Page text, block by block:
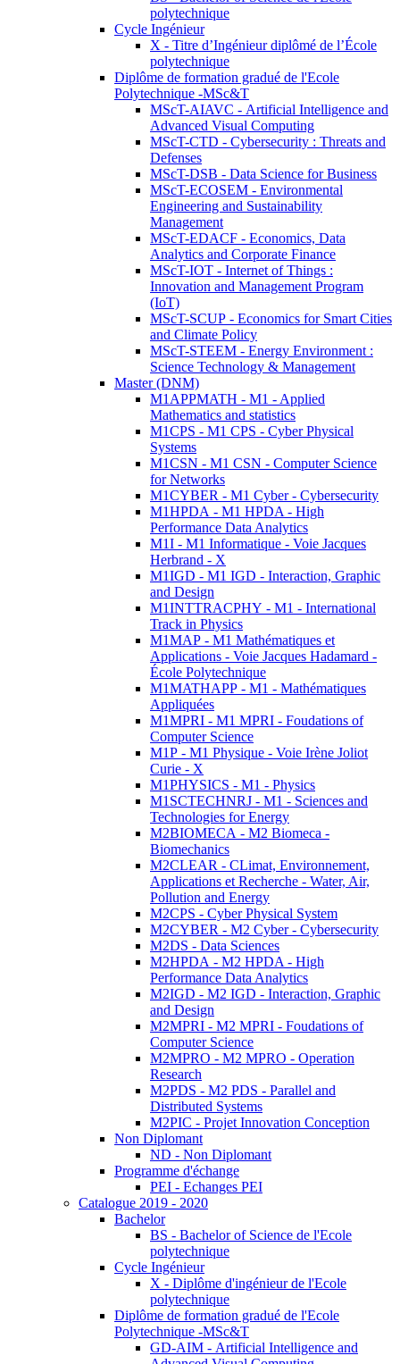
polytechnique
Cycle Ingénieur
X - Titre d’Ingénieur diplômé de l’École
polytechnique
Diplôme de formation gradué de l'Ecole
Polytechnique -MSc&T
MScT-AIAVC - Artificial Intelligence and
Advanced Visual Computing
MScT-CTD - Cybersecurity : Threats and
Defenses
MScT-DSB - Data Science for Business
MScT-ECOSEM - Environmental
Engineering and Sustainability
Management
MScT-EDACF - Economics, Data
Analytics and Corporate Finance
MScT-IOT - Internet of Things :
Innovation and Management Program
(IoT)
MScT-SCUP - Economics for Smart Cities
and Climate Policy
MScT-STEEM - Energy Environment :
Science Technology & Management
Master (DNM)
M1APPMATH - M1 - Applied
Mathematics and statistics
M1CPS - M1 CPS - Cyber Physical
Systems
M1CSN - M1 CSN - Computer Science
for Networks
M1CYBER - M1 Cyber - Cybersecurity
M1HPDA - M1 HPDA - High
Performance Data Analytics
M1I - M1 Informatique - Voie Jacques
Herbrand - X
M1IGD - M1 IGD - Interaction, Graphic
and Design
M1INTTRACPHY - M1 - International
Track in Physics
M1MAP - M1 Mathématiques et
Applications - Voie Jacques Hadamard -
École Polytechnique
M1MATHAPP - M1 - Mathématiques
Appliquées
M1MPRI - M1 MPRI - Foudations of
Computer Science
M1P - M1 Physique - Voie Irène Joliot
Curie - X
M1PHYSICS - M1 - Physics
M1SCTECHNRJ - M1 - Sciences and
Technologies for Energy
M2BIOMECA - M2 Biomeca -
Biomechanics
M2CLEAR - CLimat, Environnement,
Applications et Recherche - Water, Air,
Pollution and Energy
M2CPS - Cyber Physical System
M2CYBER - M2 Cyber - Cybersecurity
M2DS - Data Sciences
M2HPDA - M2 HPDA - High
Performance Data Analytics
M2IGD - M2 IGD - Interaction, Graphic
and Design
M2MPRI - M2 MPRI - Foudations of
Computer Science
M2MPRO - M2 MPRO - Operation
Research
M2PDS - M2 PDS - Parallel and
Distributed Systems
M2PIC - Projet Innovation Conception
Non Diplomant
ND - Non Diplomant
Programme d'échange
PEI - Echanges PEI
Catalogue 2019 - 2020
Bachelor
BS - Bachelor of Science de l'Ecole
polytechnique
Cycle Ingénieur
X - Diplôme d'ingénieur de l'Ecole
polytechnique
Diplôme de formation gradué de l'Ecole
Polytechnique -MSc&T
GD-AIM - Artificial Intelligence and